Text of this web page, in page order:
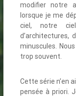
modifier notre
lorsque je me
ciel, notre
d’architectures,
minuscules.
trop souvent.
Cette série n’en
pensée à priori.